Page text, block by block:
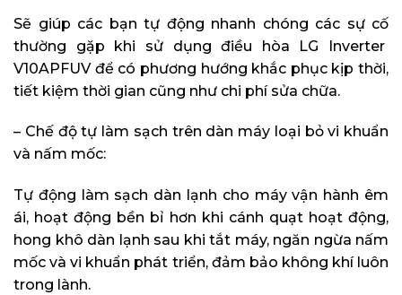
Sẽ giúp các bạn tự động nhanh chóng các sự cố
thường gặp khi sử dụng điều hòa LG Inverter
V10APFUV để có phương hướng khắc phục kịp thời,
tiết kiệm thời gian cũng như chi phí sửa chữa.
– Chế độ tự làm sạch trên dàn máy loại bỏ vi khuẩn
và nấm mốc:
Tự động làm sạch dàn lạnh cho máy vận hành êm
ái, hoạt động bền bỉ hơn khi cánh quạt hoạt động,
hong khô dàn lạnh sau khi tắt máy, ngăn ngừa nấm
mốc và vi khuẩn phát triển, đảm bảo không khí luôn
trong lành.